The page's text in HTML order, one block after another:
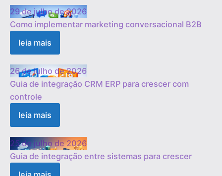
29 de julho de 2026
Como implementar marketing conversacional B2B
leia mais
26 de julho de 2026
Guia de integração CRM ERP para crescer com
controle
leia mais
25 de julho de 2026
Guia de integração entre sistemas para crescer